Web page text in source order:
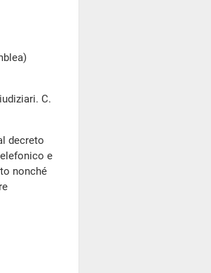
C.
decreto
e
nonché